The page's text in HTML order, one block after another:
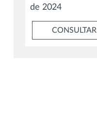
de 2024
CONSULTAR